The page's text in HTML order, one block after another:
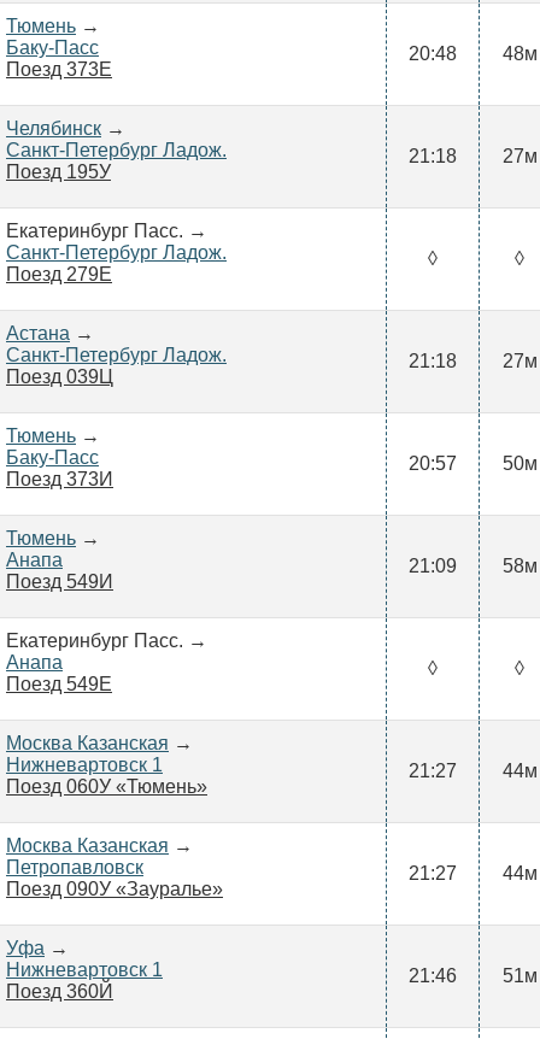
Тюмень →
Баку-Пасс
Поезд 373Е
20:48 48м
Челябинск →
Санкт-Петербург Ладож.
Поезд 195У
21:18 27м
Екатеринбург Пасс. →
Санкт-Петербург Ладож.
Поезд 279Е
◊ ◊
Астана →
Санкт-Петербург Ладож.
Поезд 039Ц
21:18 27м
Тюмень →
Баку-Пасс
Поезд 373И
20:57 50м
Тюмень →
Анапа
Поезд 549И
21:09 58м
Екатеринбург Пасс. →
Анапа
Поезд 549Е
◊ ◊
Москва Казанская →
Нижневартовск 1
Поезд 060У «Тюмень»
21:27 44м
Москва Казанская →
Петропавловск
Поезд 090У «Зауралье»
21:27 44м
Уфа →
Нижневартовск 1
Поезд 360Й
21:46 51м